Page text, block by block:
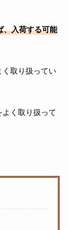
、入荷する可能
く取り扱ってい
く取り扱って